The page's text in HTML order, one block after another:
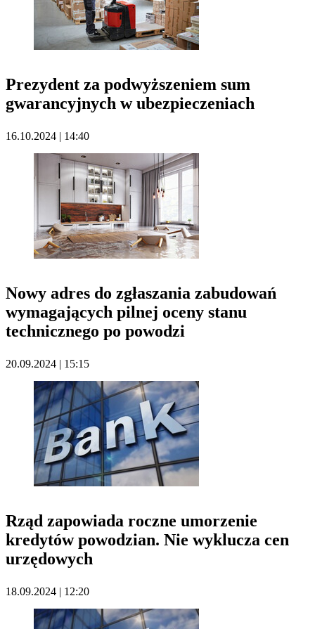
Prezydent za podwyższeniem sum
gwarancyjnych w ubezpieczeniach
16.10.2024 | 14:40
Nowy adres do zgłaszania zabudowań
wymagających pilnej oceny stanu
technicznego po powodzi
20.09.2024 | 15:15
Rząd zapowiada roczne umorzenie
kredytów powodzian. Nie wyklucza cen
urzędowych
18.09.2024 | 12:20